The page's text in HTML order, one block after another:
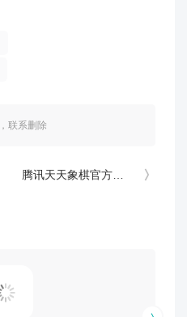
联系删除
腾讯天天象棋官方版 v4.3.1.2